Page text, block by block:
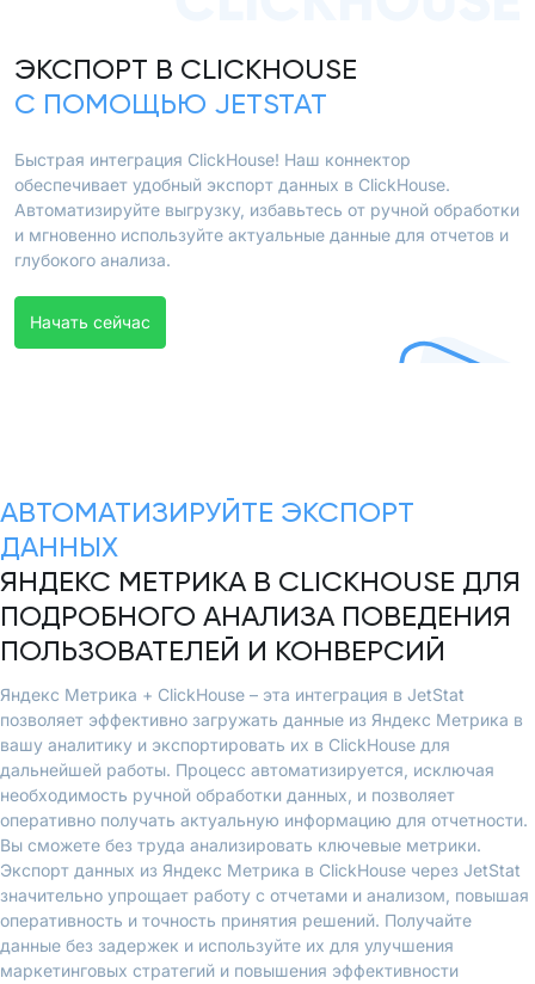
ЭКСПОРТ В CLICKHOUSE
С ПОМОЩЬЮ JETSTAT
Быстрая интеграция ClickHouse! Наш коннектор
обеспечивает удобный экспорт данных в ClickHouse.
Автоматизируйте выгрузку, избавьтесь от ручной обработки
и мгновенно используйте актуальные данные для отчетов и
глубокого анализа.
Начать сейчас
АВТОМАТИЗИРУЙТЕ ЭКСПОРТ
ДАННЫХ
ЯНДЕКС МЕТРИКА В CLICKHOUSE ДЛЯ
ПОДРОБНОГО АНАЛИЗА ПОВЕДЕНИЯ
ПОЛЬЗОВАТЕЛЕЙ И КОНВЕРСИЙ
Яндекс Метрика + ClickHouse – эта интеграция в JetStat
позволяет эффективно загружать данные из Яндекс Метрика в
вашу аналитику и экспортировать их в ClickHouse для
дальнейшей работы. Процесс автоматизируется, исключая
необходимость ручной обработки данных, и позволяет
оперативно получать актуальную информацию для отчетности.
Вы сможете без труда анализировать ключевые метрики.
Экспорт данных из Яндекс Метрика в ClickHouse через JetStat
значительно упрощает работу с отчетами и анализом, повышая
оперативность и точность принятия решений. Получайте
данные без задержек и используйте их для улучшения
маркетинговых стратегий и повышения эффективности